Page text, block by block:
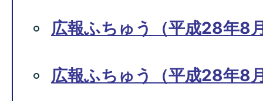
広報ふちゅう（平成28年8
広報ふちゅう（平成28年8